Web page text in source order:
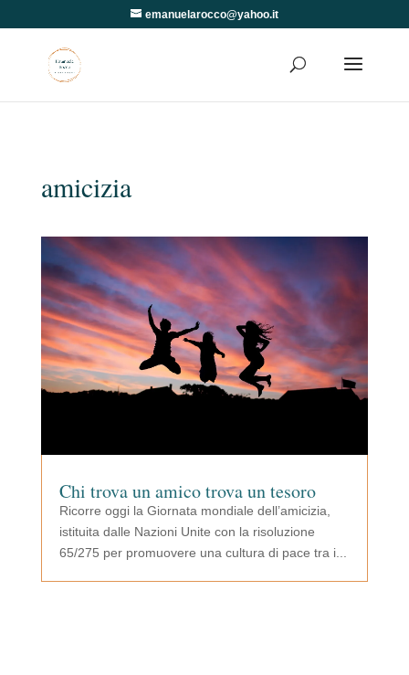
emanuelarocco@yahoo.it
amicizia
Chi trova un amico trova un tesoro
Ricorre oggi la Giornata mondiale dell’amicizia,
istituita dalle Nazioni Unite con la risoluzione
65/275 per promuovere una cultura di pace tra i...